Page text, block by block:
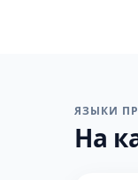
ЯЗЫКИ
На